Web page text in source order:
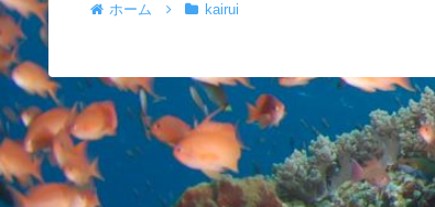
ホーム kairui